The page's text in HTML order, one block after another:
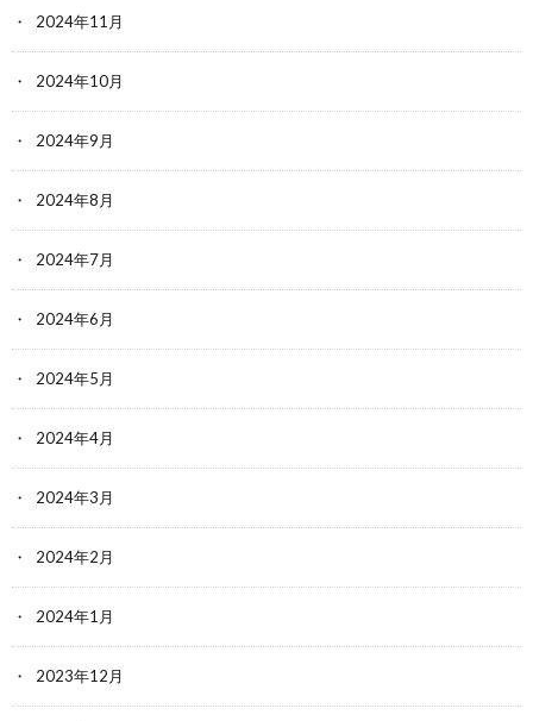
2024年11月
2024年10月
2024年9月
2024年8月
2024年7月
2024年6月
2024年5月
2024年4月
2024年3月
2024年2月
2024年1月
2023年12月